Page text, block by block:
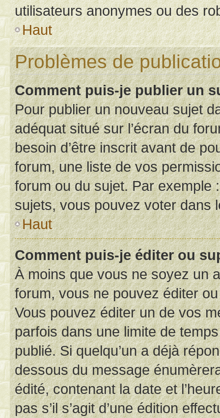
utilisateurs anonymes ou des
Haut
Problèmes de
Comment puis-je publier un
Pour publier un nouveau sujet
adéquat situé sur l’écran du
besoin d’être inscrit avant de
forum, une liste de vos
forum ou du sujet. Par exemple
sujets, vous pouvez voter dans
Haut
Comment puis-je éditer ou
À moins que vous ne soyez un
forum, vous ne pouvez éditer
Vous pouvez éditer un de vos
parfois dans une limite de
publié. Si quelqu’un a déjà
dessous du message
édité, contenant la date et
pas s’il s’agit d’une édition